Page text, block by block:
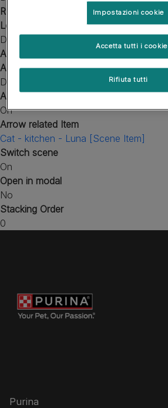
Reward Audio
Loop Audio
Don't Loop
Animation
Animation Loop
Don't Loop
Arrow
On
Arrow related Item
Cat - kitchen - Luna [Scene Item]
Switch scene
On
Open in modal
No
Stacking Order
0
Purina
Impostazioni cookie
Rifiuta tutti
Accetta tutti i cookie